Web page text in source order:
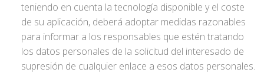
teniendo en cuenta la tecnología disponible y el coste
de su aplicación, deberá adoptar medidas razonables
para informar a los responsables que estén tratando
los datos personales de la solicitud del interesado de
supresión de cualquier enlace a esos datos personales.